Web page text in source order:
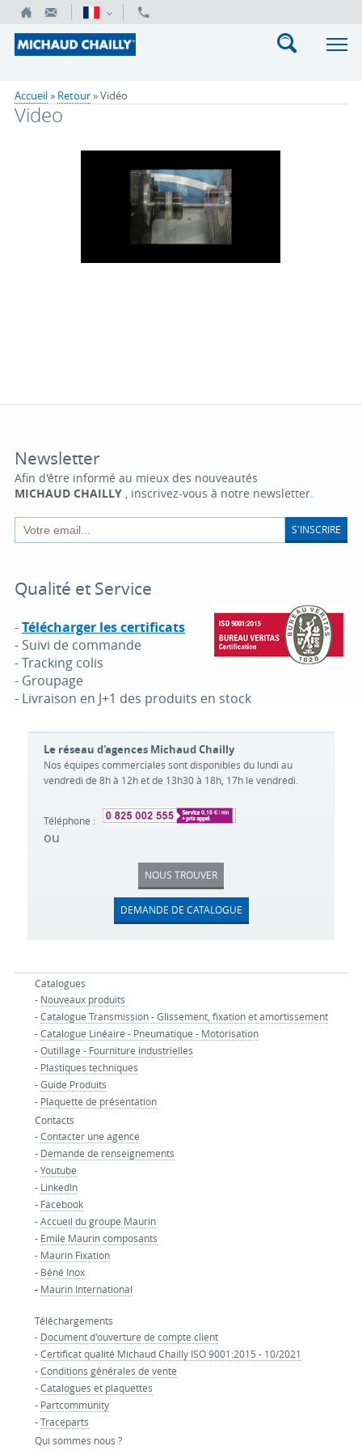
Accueil» Retour»Vidéo
Video
Newsletter
Afin d'être informé au mieux des nouveautés
MICHAUD CHAILLY, inscrivez-vous à notre newsletter.
S'INSCRIRE
Qualité et Service
-Télécharger les certificats
- Suivi de commande
- Tracking colis
- Groupage
- Livraison en J+1 des produits en stock
Le réseau d'agences Michaud Chailly
Nos équipes commerciales sont disponibles du lundi au
vendredi de 8h à 12h et de 13h30 à 18h, 17h le vendredi.
Téléphone :
ou
NOUS TROUVER
DEMANDE DE CATALOGUE
Catalogues
- Nouveaux produits
-Catalogue Transmission - Glissement, fixation et amortissement
-Catalogue Linéaire - Pneumatique - Motorisation
-Outillage - Fourniture industrielles
- Plastiques techniques
-Guide Produits
- Plaquette de présentation
Contacts
-Contacter une agence
- Demande de renseignements
-Youtube
- LinkedIn
- Facebook
-Accueil du groupe Maurin
- Emile Maurin composants
- Maurin Fixation
- Béné Inox
- Maurin International
Téléchargements
- Document d'ouverture de compte client
-Certificat qualité Michaud Chailly ISO 9001:2015 - 10/2021
-Conditions générales de vente
-Catalogues et plaquettes
- Partcommunity
-Traceparts
Qui sommes nous ?